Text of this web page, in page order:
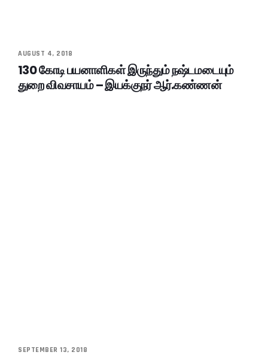
AUGUST 4, 2018
130 கோடி பயனாளிகள் இருந்தும் நஷ்டமடையும்
துறை விவசாயம் – இயக்குநர் ஆர்.கண்ணன்
SEPTEMBER 13, 2018